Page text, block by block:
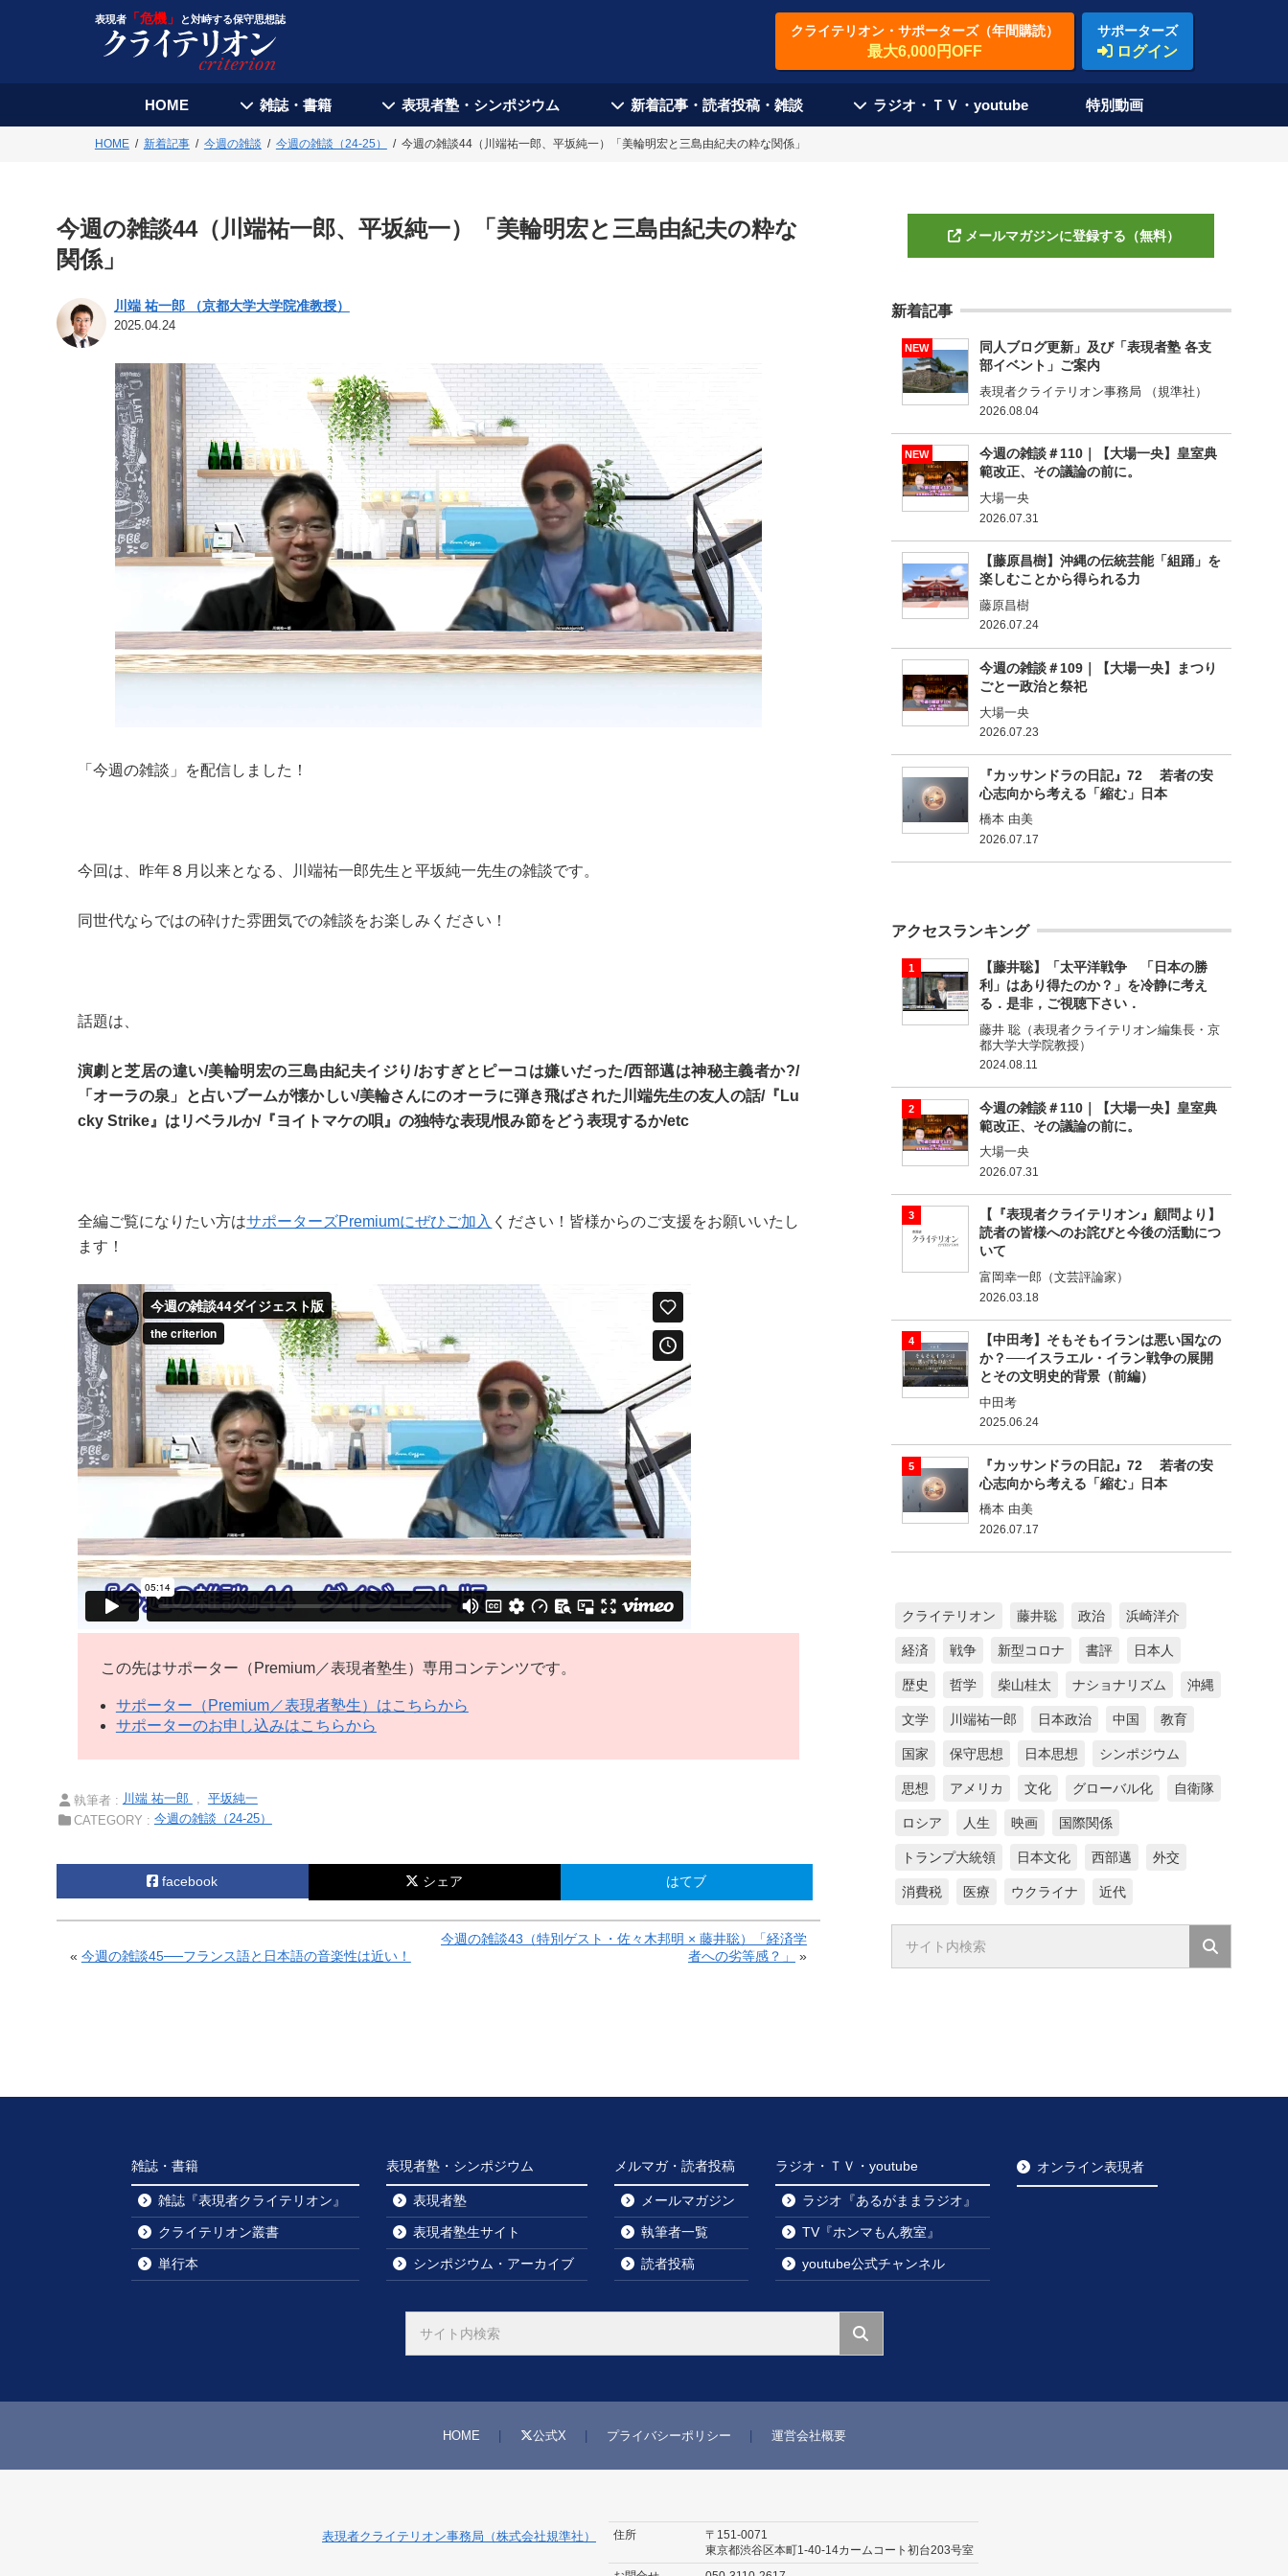
表現者「危機」 と対峙する保守思想誌
クライテリオン・サポーターズ（年間購読）
最大6,000円OFF
サポーターズ
ログイン
HOME 雑誌・書籍 表現者塾・シンポジウム 新着記事・読者投稿・雑談 ラジオ・ＴＶ・youtube 特別動画
HOME 新着記事 今週の雑談 今週の雑談（24-25） 今週の雑談44（川端祐一郎、平坂純一）「美輪明宏と三島由紀夫の粋な関係」
今週の雑談44（川端祐一郎、平坂純一）「美輪明宏と三島由紀夫の粋な
関係」
川端 祐一郎 （京都大学大学院准教授）
2025.04.24
「今週の雑談」を配信しました！
今回は、昨年８月以来となる、川端祐一郎先生と平坂純一先生の雑談です。
同世代ならではの砕けた雰囲気での雑談をお楽しみください！
話題は、
演劇と芝居の違い/美輪明宏の三島由紀夫イジり/おすぎとピーコは嫌いだった/西部邁は神秘主義者か?/
「オーラの泉」と占いブームが懐かしい/美輪さんにのオーラに弾き飛ばされた川端先生の友人の話/『Lu
cky Strike』はリベラルか/『ヨイトマケの唄』の独特な表現/恨み節をどう表現するか/etc
全編ご覧になりたい方はサポーターズPremiumにぜひご加入 ください！皆様からのご支援をお願いいたし
ます！
この先はサポーター（Premium／表現者塾生）専用コンテンツです。
サポーター（Premium／表現者塾生）はこちらから
サポーターのお申し込みはこちらから
執筆者 :川端 祐一郎
平坂純一
CATEGORY :今週の雑談（24-25）
facebook シェア はてブ
« 今週の雑談45──フランス語と日本語の音楽性は近い！
今週の雑談43（特別ゲスト・佐々木邦明 × 藤井聡）「経済学
者への劣等感？」
»
メールマガジンに登録する（無料）
新着記事
NEW
同人ブログ更新」及び「表現者塾 各支
部イベント」ご案内
表現者クライテリオン事務局 （規準社）
2026.08.04
NEW
今週の雑談＃110｜【大場一央】皇室典
範改正、その議論の前に。
大場一央
2026.07.31
【藤原昌樹】沖縄の伝統芸能「組踊」を
楽しむことから得られる力
藤原昌樹
2026.07.24
今週の雑談＃109｜【大場一央】まつり
ごとー政治と祭祀
大場一央
2026.07.23
『カッサンドラの日記』72 若者の安
心志向から考える「縮む」日本
橋本 由美
2026.07.17
アクセスランキング
【藤井聡】「太平洋戦争 「日本の勝
利」はあり得たのか？」を冷静に考え
る．是非，ご視聴下さい．
藤井 聡（表現者クライテリオン編集長・京
都大学大学院教授）
2024.08.11
今週の雑談＃110｜【大場一央】皇室典
範改正、その議論の前に。
大場一央
2026.07.31
【『表現者クライテリオン』顧問より】
読者の皆様へのお詫びと今後の活動につ
いて
富岡幸一郎（文芸評論家）
2026.03.18
【中田考】そもそもイランは悪い国なの
か？──イスラエル・イラン戦争の展開
とその文明史的背景（前編）
中田考
2025.06.24
『カッサンドラの日記』72 若者の安
心志向から考える「縮む」日本
橋本 由美
2026.07.17
クライテリオン 藤井聡 政治 浜崎洋介
経済 戦争 新型コロナ 書評 日本人
歴史 哲学 柴山桂太 ナショナリズム 沖縄
文学 川端祐一郎 日本政治 中国 教育
国家 保守思想 日本思想 シンポジウム
思想 アメリカ 文化 グローバル化 自衛隊
ロシア 人生 映画 国際関係
トランプ大統領 日本文化 西部邁 外交
消費税 医療 ウクライナ 近代
雑誌・書籍
雑誌『表現者クライテリオン』
クライテリオン叢書
単行本
表現者塾・シンポジウム
表現者塾
表現者塾生サイト
シンポジウム・アーカイブ
メルマガ・読者投稿
メールマガジン
執筆者一覧
読者投稿
ラジオ・ＴＶ・youtube
ラジオ『あるがままラジオ』
TV『ホンマもん教室』
youtube公式チャンネル
オンライン表現者
HOME 公式X プライバシーポリシー 運営会社概要
表現者クライテリオン事務局（株式会社規準社） 住所
〒151-0071
東京都渋谷区本町1-40-14カームコート初台203号室